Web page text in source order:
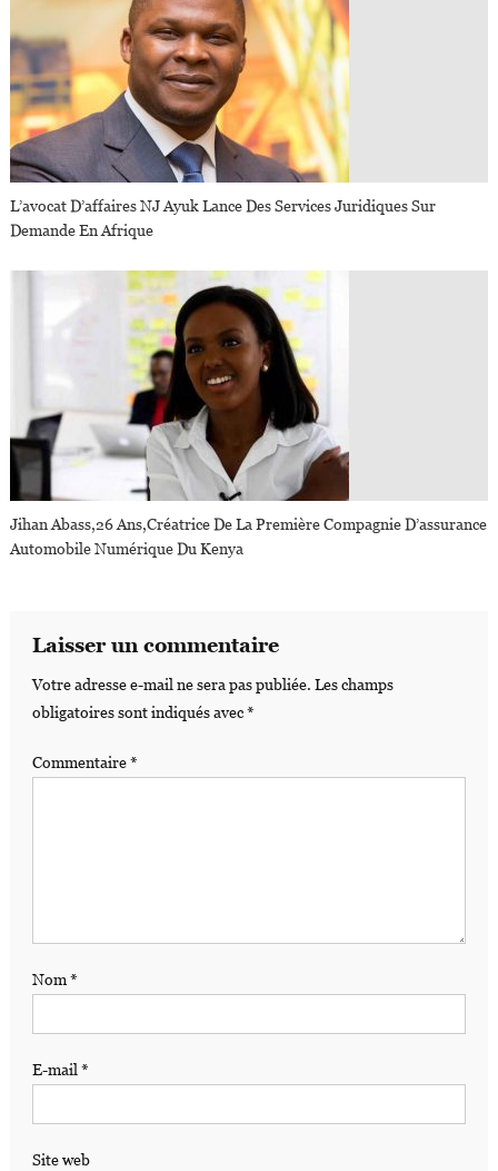
L’avocat D’affaires NJ Ayuk Lance Des Services Juridiques Sur
Demande En Afrique
Jihan Abass,26 Ans,créatrice De La Première Compagnie D’assurance
Automobile Numérique Du Kenya
Laisser un commentaire
Votre adresse e-mail ne sera pas publiée. Les champs
obligatoires sont indiqués avec*
Commentaire*
Nom*
E-mail *
Site web